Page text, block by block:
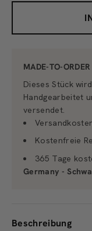
MADE-TO-
Dieses Stück
Handgearbeitet
versendet.
Kostenfreie
365 Tage
Germany -
Beschreibung